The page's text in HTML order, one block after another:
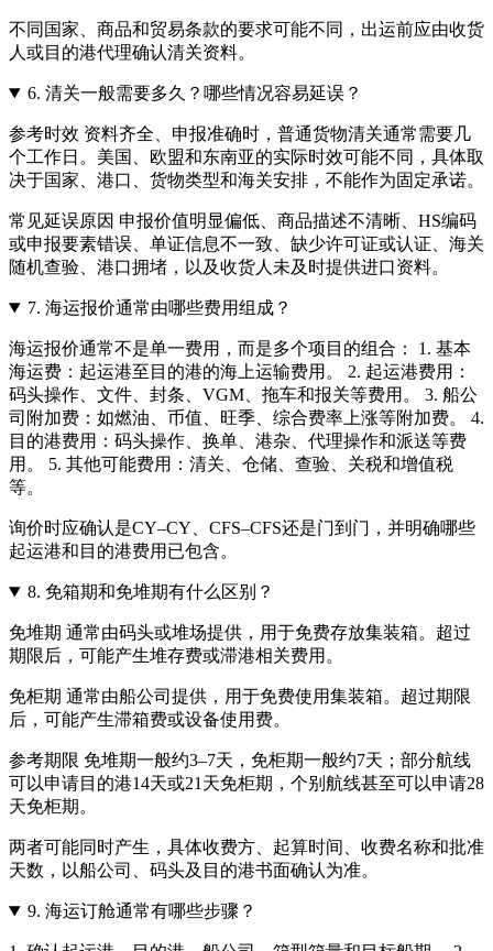
不同国家、商品和贸易条款的要求可能不同，出运前应由收货
人或目的港代理确认清关资料。
6. 清关一般需要多久？哪些情况容易延误？
参考时效 资料齐全、申报准确时，普通货物清关通常需要几
个工作日。美国、欧盟和东南亚的实际时效可能不同，具体取
决于国家、港口、货物类型和海关安排，不能作为固定承诺。
常见延误原因 申报价值明显偏低、商品描述不清晰、HS编码
或申报要素错误、单证信息不一致、缺少许可证或认证、海关
随机查验、港口拥堵，以及收货人未及时提供进口资料。
7. 海运报价通常由哪些费用组成？
海运报价通常不是单一费用，而是多个项目的组合： 1. 基本
海运费：起运港至目的港的海上运输费用。 2. 起运港费用：
码头操作、文件、封条、VGM、拖车和报关等费用。 3. 船公
司附加费：如燃油、币值、旺季、综合费率上涨等附加费。 4.
目的港费用：码头操作、换单、港杂、代理操作和派送等费
用。 5. 其他可能费用：清关、仓储、查验、关税和增值税
等。
询价时应确认是CY–CY、CFS–CFS还是门到门，并明确哪些
起运港和目的港费用已包含。
8. 免箱期和免堆期有什么区别？
免堆期 通常由码头或堆场提供，用于免费存放集装箱。超过
期限后，可能产生堆存费或滞港相关费用。
免柜期 通常由船公司提供，用于免费使用集装箱。超过期限
后，可能产生滞箱费或设备使用费。
参考期限 免堆期一般约3–7天，免柜期一般约7天；部分航线
可以申请目的港14天或21天免柜期，个别航线甚至可以申请28
天免柜期。
两者可能同时产生，具体收费方、起算时间、收费名称和批准
天数，以船公司、码头及目的港书面确认为准。
9. 海运订舱通常有哪些步骤？